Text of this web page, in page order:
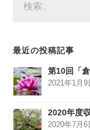
索:
最近の投稿記事
第10回「
2021年1月9
2020年度
2020年7月6